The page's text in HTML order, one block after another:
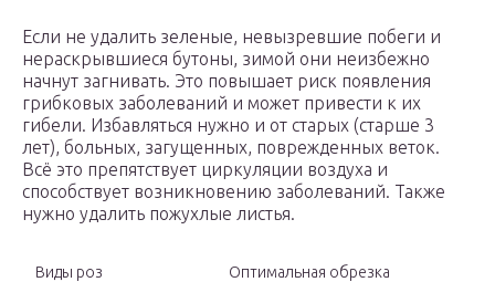
Если не удалить зеленые, невызревшие побеги и
нераскрывшиеся бутоны, зимой они неизбежно
начнут загнивать. Это повышает риск появления
грибковых заболеваний и может привести к их
гибели. Избавляться нужно и от старых (старше 3
лет), больных, загущенных, поврежденных веток.
Всё это препятствует циркуляции воздуха и
способствует возникновению заболеваний. Также
нужно удалить пожухлые листья.
Виды роз Оптимальная обрезка